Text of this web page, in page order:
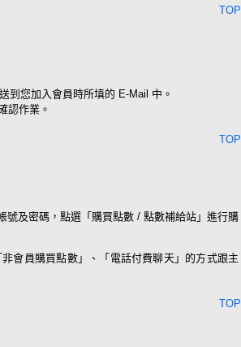
TOP
到您加入會員時所填的 E-Mail 中。
認作業。
TOP
號及密碼，點選「購買點數 / 點數補給站」進行購
會員購買點數」、「電話付費聊天」的方式跟主
TOP